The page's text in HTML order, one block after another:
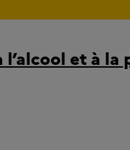
et à la